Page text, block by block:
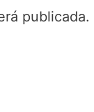
publicada.